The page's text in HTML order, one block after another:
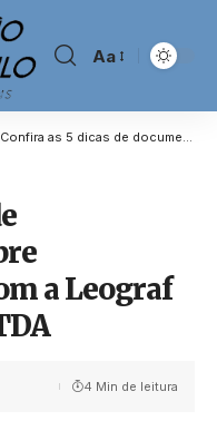
Aa
Confira as 5 dicas de documentários sobre sustentabilidade com a Leograf Gráfica e Editora LTDA
a Leograf
4 Min de leitura